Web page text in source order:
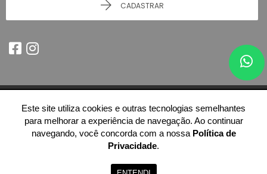
CADASTRAR
© 2026 - Imobiliária Artefatto Imóveis - Franca/SP -51.614.978/0001-84
-Todos os Direitos Reservados.
Este site utiliza cookies e outras tecnologias semelhantes
para melhorar a experiência de navegação. Ao continuar
navegando, você concorda com a nossa Política de
Privacidade.